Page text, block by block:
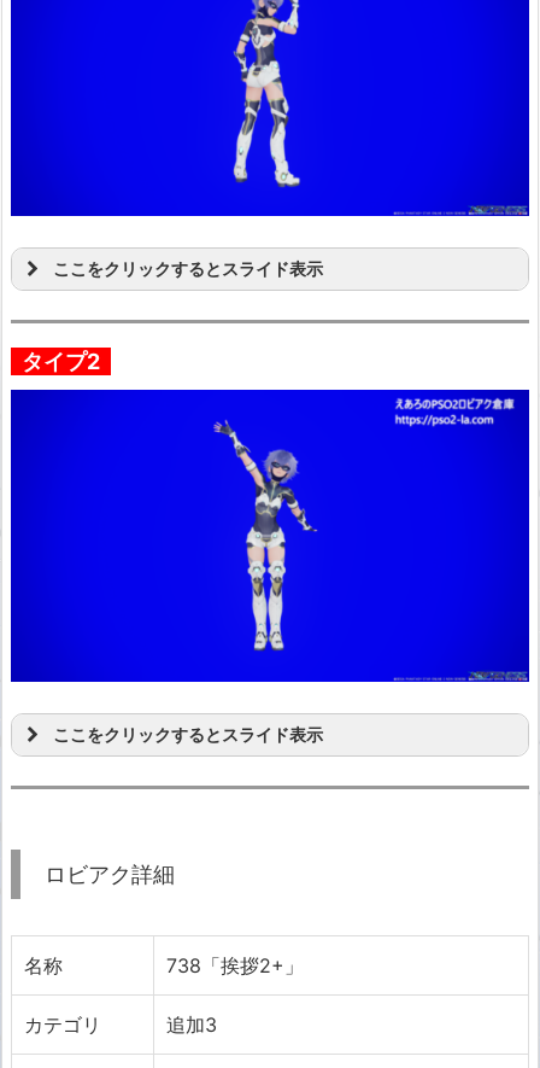
ここをクリックするとスライド表示
タイプ2
ここをクリックするとスライド表示
ロビアク詳細
名称 738「挨拶2+」
カテゴリ 追加3